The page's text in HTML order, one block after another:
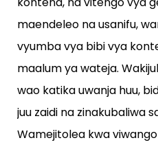
maendeleo na usanifu,
vyumba vya bibi vya
maalum ya wateja.
wao katika uwanja huu,
juu zaidi na zinakubaliwa
Wamejitolea kwa